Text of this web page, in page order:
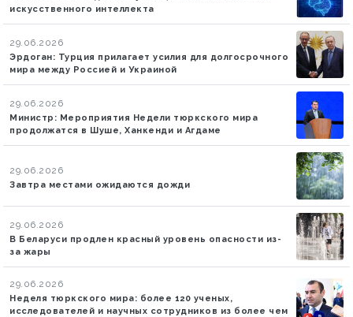
искусственного интеллекта
29.06.2026
Эрдоган: Турция прилагает усилия для долгосрочного
мира между Россией и Украиной
29.06.2026
Министр: Мероприятия Недели тюркского мира
продолжатся в Шуше, Ханкенди и Агдаме
29.06.2026
Завтра местами ожидаются дожди
29.06.2026
В Беларуси продлен красный уровень опасности из-
за жары
29.06.2026
Неделя тюркского мира: более 120 ученых,
исследователей и научных сотрудников из более чем